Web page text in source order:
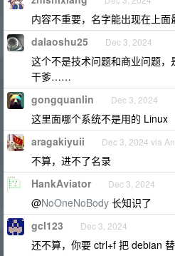
内容不重要，名字能出现在上面
dalaoshu25 Dec 3, 2024
这个不是技术问题和商业问题
干爹……
gongquanlin Dec 3, 2024
这里面哪个系统不是用的 Linux
aragakiyuii Dec 3, 2024 via
不算，进不了名录
HankAviator Dec 3, 2024
@NoOneNoBody 长知识了
gcl123 Dec 3, 2024
还不算，你要 ctrl+f 把 debian